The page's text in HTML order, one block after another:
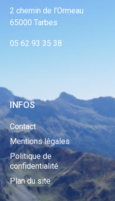
2 chemin de l’Ormeau
65000 Tarbes
05 62 93 35 38
INFOS
Contact
Mentions légales
Politique de
confidentialité
Plan du site